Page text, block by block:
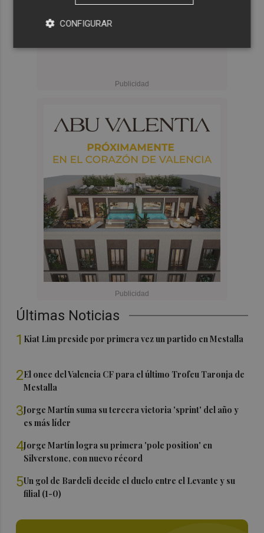
Últimas Noticias
1 Kiat Lim preside por primera vez un partido en Mestalla
2El once del Valencia CF para el último Trofeu Taronja de
Mestalla
3Jorge Martín suma su tercera victoria 'sprint' del año y
es más líder
4Jorge Martín logra su primera 'pole position' en
Silverstone, con nuevo récord
5Un gol de Bardeli decide el duelo entre el Levante y su
filial (1-0)
CONFIGURAR